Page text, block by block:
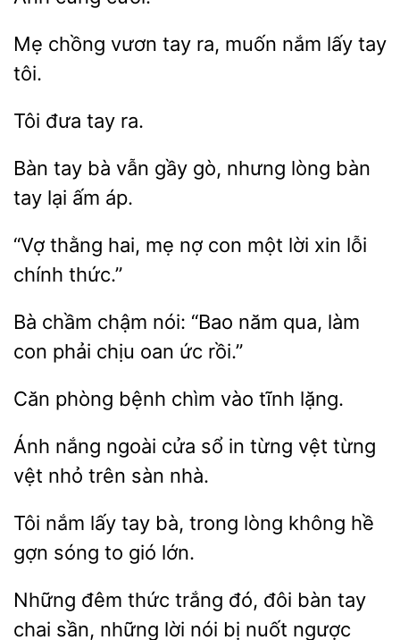
Mẹ
tay ra, muốn nắm lấy
tôi.
Tôi
Bàn tay bà
gầy gò, nhưng lòng bàn
tay
áp.
“Vợ thằng hai, mẹ nợ
một lời xin
thức.”
Bà chầm chậm “Bao
qua, làm
con
chịu oan ức rồi.”
Căn bệnh tĩnh lặng.
Ánh nắng ngoài cửa in từng
từng
vệt nhỏ
sàn nhà.
Tôi nắm lấy tay bà, trong lòng
hề
sóng to
lớn.
Những đêm thức trắng đó, đôi bàn tay
chai sần, những
nói bị nuốt ngược